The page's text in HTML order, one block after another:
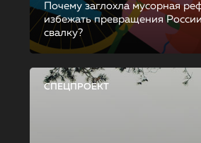
Почему заглохла мусорная
избежать превращения
свалку?
СПЕЦПРОЕКТ